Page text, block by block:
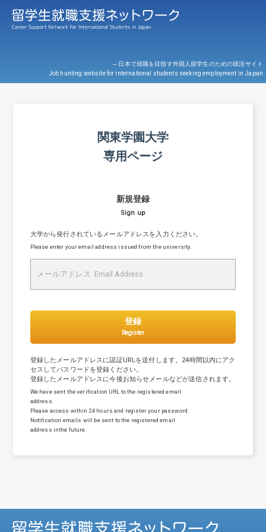
─ 日本で就職を目指す外国人留学生のための就活サイト
Job hunting website for international students seeking employment in Japan
関東学園大学
専用ページ
新規登録
Sign up
大学から発行されているメールアドレスを入力ください。
Please enter your email address issued from the university.
登録
Register
登録したメールアドレスに認証URLを送付します。24時間以内にアク
セスしてパスワードを登録ください。
登録したメールアドレスに今後お知らせメールなどが送信されます。
We have sent the verification URL to the registered email
address.
Please access within 24 hours and register your password.
Notification emails will be sent to the registered email
address inthe future.